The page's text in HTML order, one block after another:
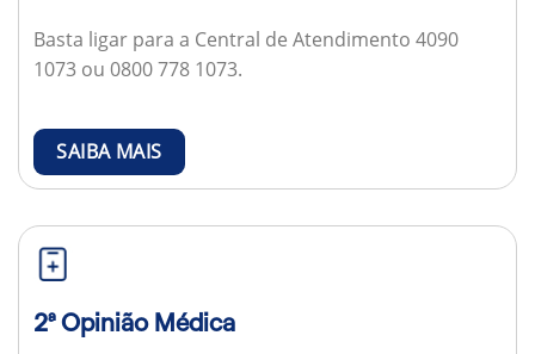
Basta ligar para a Central de Atendimento 4090
1073 ou 0800 778 1073.
SAIBA MAIS
2ª Opinião Médica